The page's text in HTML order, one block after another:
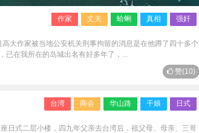
作家 丈夫 蛤蜊 真相 强奸
大作家被当地公安机关刑事拘留的消息是在他蹲了四十多个
已在我所在的岛城出名有好多年了，...
赞(10)
台湾 商会 华山路 干娘 日式
日式二层小楼，四九年父亲去台湾后，祖父母、母亲、三哥